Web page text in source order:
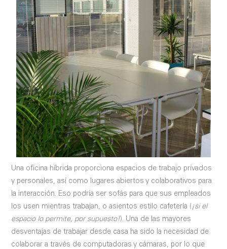
Una oficina híbrida proporciona espacios de trabajo privados
y personales, así como lugares abiertos y colaborativos para
la interacción. Eso podría ser sofás para que sus empleados
los usen mientras trabajan, o asientos estilo cafetería ( ¡si el
espacio lo permite, por supuesto!). Una de las mayores
desventajas de trabajar desde casa ha sido la necesidad de
colaborar a través de computadoras y cámaras, por lo que